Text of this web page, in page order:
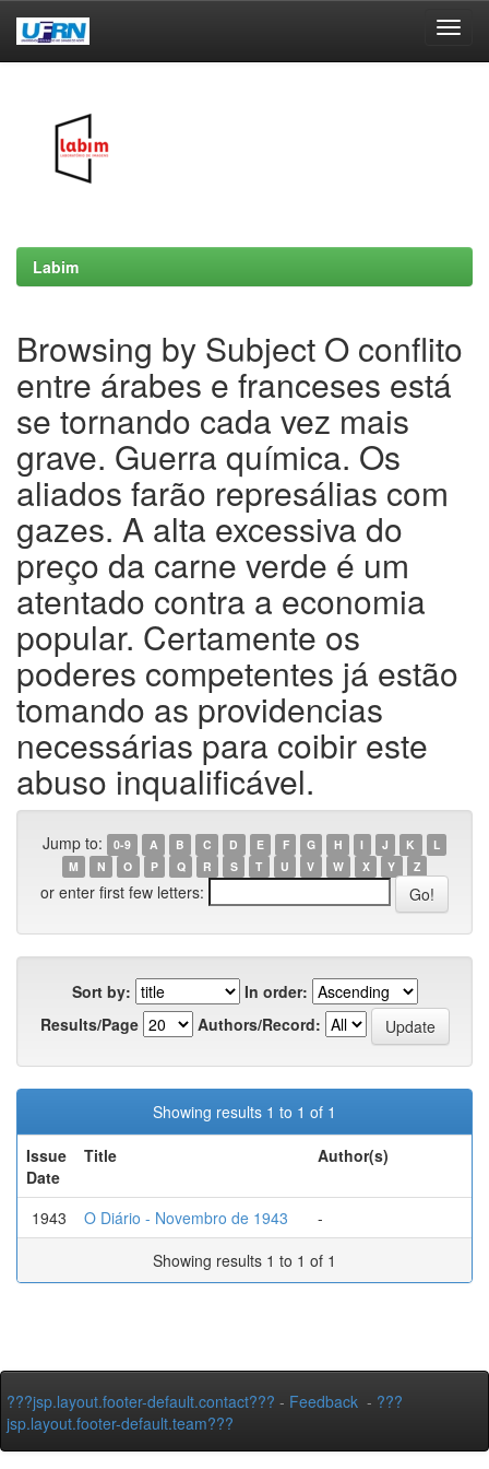
Labim
Browsing by Subject O conflito
entre árabes e franceses está
se tornando cada vez mais
grave. Guerra química. Os
aliados farão represálias com
gazes. A alta excessiva do
preço da carne verde é um
atentado contra a economia
popular. Certamente os
poderes competentes já estão
tomando as providencias
necessárias para coibir este
abuso inqualificável.
Jump to: 0-9 A B C D E F G H I J K
L
M
N O P Q R S T U V W X Y Z
or enter first few letters:
Sort by:
In order:
Results/Page
Authors/Record:
Showing results 1 to 1 of 1
Issue
Date
Title Author(s)
1943 O Diário - Novembro de 1943
-
Showing results 1 to 1 of 1
???jsp.layout.footer-default.contact??? - Feedback - ???
jsp.layout.footer-default.team???